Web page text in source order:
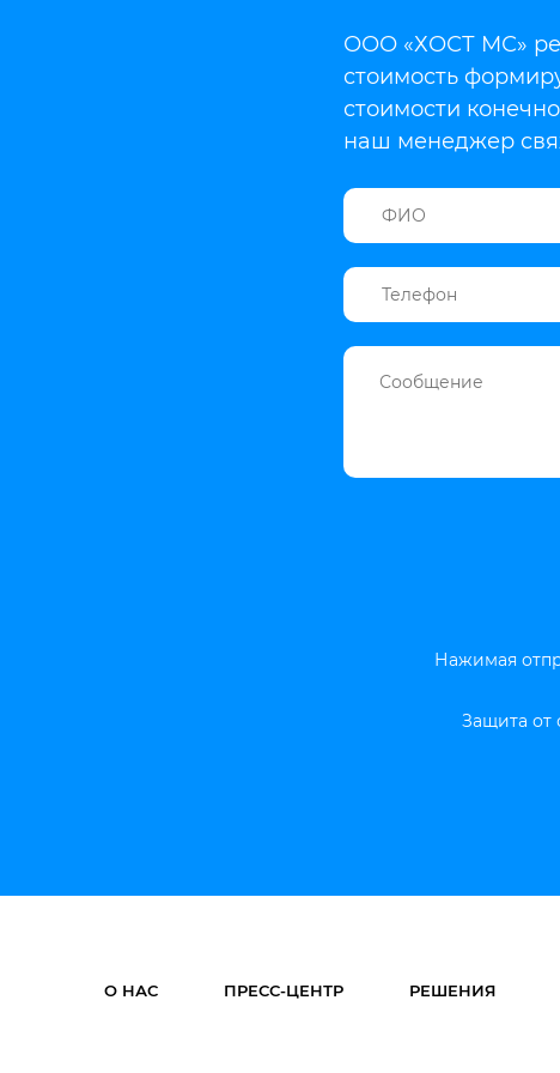
ООО «ХОСТ МС»
стоимость
стоимости
наш менеджер
Нажимая
Защита от
О НАС ПРЕСС-ЦЕНТР РЕШЕНИЯ